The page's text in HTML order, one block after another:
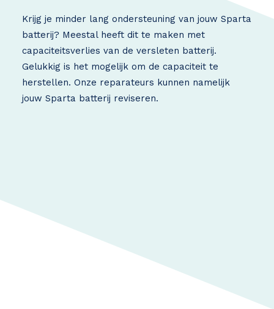
Krijg je minder lang ondersteuning van jouw Sparta
batterij? Meestal heeft dit te maken met
capaciteitsverlies van de versleten batterij.
Gelukkig is het mogelijk om de capaciteit te
herstellen. Onze reparateurs kunnen namelijk
jouw Sparta batterij reviseren.